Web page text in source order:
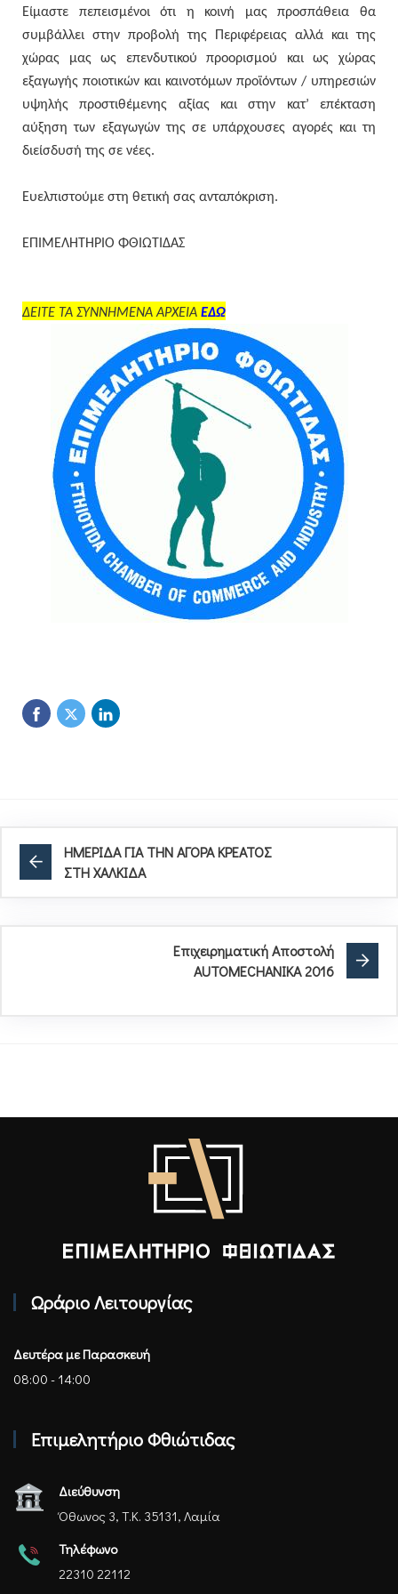
Είμαστε πεπεισμένοι ότι η κοινή μας προσπάθεια θα
συμβάλλει στην προβολή της Περιφέρειας αλλά και της
χώρας μας ως επενδυτικού προορισμού και ως χώρας
εξαγωγής ποιοτικών και καινοτόμων προϊόντων / υπηρεσιών
υψηλής προστιθέμενης αξίας και στην κατ’ επέκταση
αύξηση των εξαγωγών της σε υπάρχουσες αγορές και τη
διείσδυσή της σε νέες.
Ευελπιστούμε στη θετική σας ανταπόκριση.
ΕΠΙΜΕΛΗΤΗΡΙΟ ΦΘΙΩΤΙΔΑΣ
ΔΕΙΤΕ ΤΑ ΣΥΝΝΗΜΕΝΑ ΑΡΧΕΙΑ ΕΔΩ
ΗΜΕΡΙΔΑ ΓΙΑ ΤΗΝ ΑΓΟΡΑ ΚΡΕΑΤΟΣ
ΣΤΗ ΧΑΛΚΙΔΑ
Επιχειρηματική Αποστολή
AUTOMECHANIKA 2016
Ωράριο Λειτουργίας
Δευτέρα με Παρασκευή
08:00 - 14:00
Επιμελητήριο Φθιώτιδας
Διεύθυνση
Όθωνος 3, Τ.Κ. 35131, Λαμία
Τηλέφωνο
22310 22112